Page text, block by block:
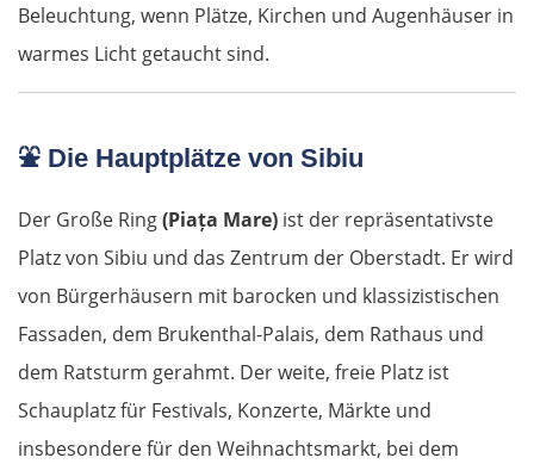
Beleuchtung, wenn Plätze, Kirchen und Augenhäuser in
warmes Licht getaucht sind.
⛲ Die Hauptplätze von Sibiu
Der Große Ring(Piața Mare) ist der repräsentativste
Platz von Sibiu und das Zentrum der Oberstadt. Er wird
von Bürgerhäusern mit barocken und klassizistischen
Fassaden, dem Brukenthal-Palais, dem Rathaus und
dem Ratsturm gerahmt. Der weite, freie Platz ist
Schauplatz für Festivals, Konzerte, Märkte und
insbesondere für den Weihnachtsmarkt, bei dem